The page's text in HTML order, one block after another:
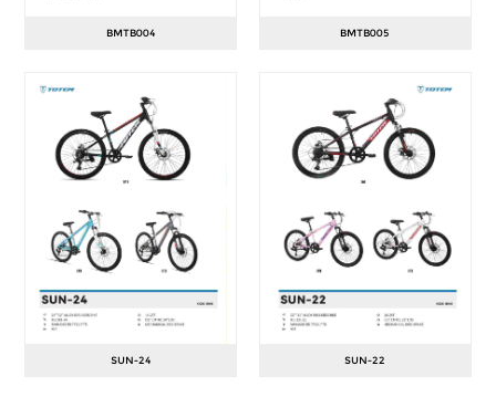
BMTB004 BMTB005
SUN-24 SUN-22